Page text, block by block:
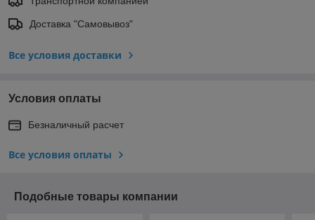
Доставка "Самовывоз"
Все условия доставки
Условия оплаты
Безналичный расчет
Все условия оплаты
Подобные товары компании